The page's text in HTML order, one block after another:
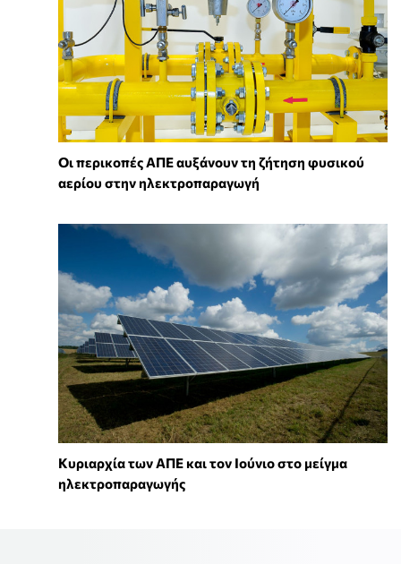
Οι περικοπές ΑΠΕ αυξάνουν τη ζήτηση φυσικού
αερίου στην ηλεκτροπαραγωγή
Κυριαρχία των ΑΠΕ και τον Ιούνιο στο μείγμα
ηλεκτροπαραγωγής